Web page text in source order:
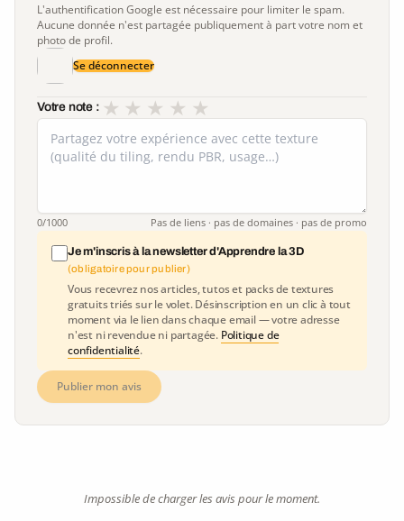
L'authentification Google est nécessaire pour limiter le spam.
Aucune donnée n'est partagée publiquement à part votre nom et
photo de profil.
Se déconnecter
Votre note : ★
★
★
★
★
0/1000 Pas de liens · pas de domaines · pas de promo
Je m'inscris à la newsletter d'Apprendre la 3D
(obligatoire pour publier)
Vous recevrez nos articles, tutos et packs de textures
gratuits triés sur le volet. Désinscription en un clic à tout
moment via le lien dans chaque email — votre adresse
n'est ni revendue ni partagée. Politique de
confidentialité.
Publier mon avis
Impossible de charger les avis pour le moment.